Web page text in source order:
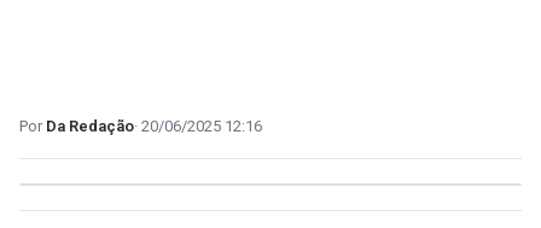
Da Redação 20/06/2025 12:16